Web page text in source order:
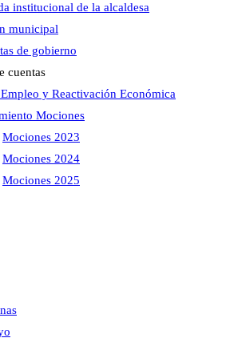
institucional de la alcaldesa
municipal
de gobierno
cuentas
y Reactivación Económica
Mociones
Mociones 2023
Mociones 2024
Mociones 2025